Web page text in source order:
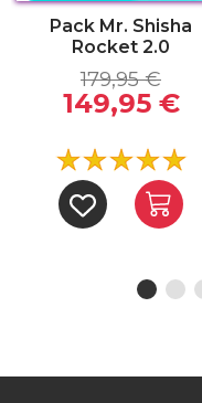
Pack Mr. Shisha
Rocket 2.0
179,95 €
149,95 €